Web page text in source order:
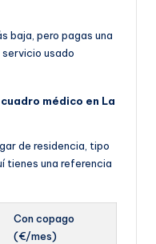
baja, pero pagas una
usado
médico en La
de residencia, tipo
tienes una referencia
Con copago
(€/mes)